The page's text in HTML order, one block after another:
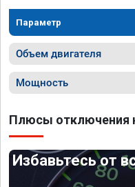
Параметр
Объем двигателя
Мощность
Плюсы отключения
Избавьтесь от